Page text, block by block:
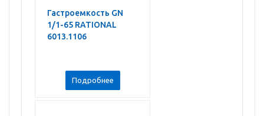
Гастроемкость GN
1/1-65 RATIONAL
6013.1106
Подробнее